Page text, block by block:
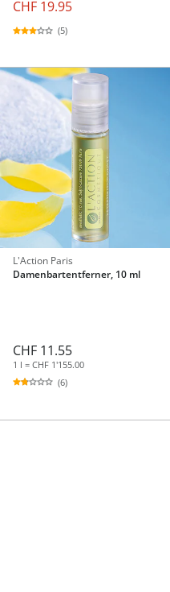
CHF 19.95
(5)
L'Action Paris
Damenbartentferner, 10 ml
CHF 11.55
1 l = CHF 1'155.00
(6)